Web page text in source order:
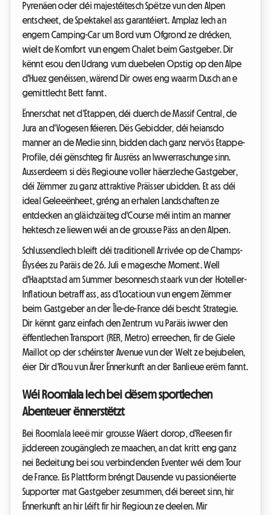
Pyrenäen oder déi majestéitesch Spëtze vun den Alpen
entscheet, de Spektakel ass garantéiert. Amplaz Iech an
engem Camping-Car um Bord vum Ofgrond ze drécken,
wielt de Komfort vun engem Chalet beim Gastgeber. Dir
kënnt esou den Udrang vum duebelen Opstig op den Alpe
d'Huez genéissen, wärend Dir owes eng waarm Dusch an e
gemittlecht Bett fannt.
Ënnerschat net d'Etappen, déi duerch de Massif Central, de
Jura an d'Vogesen féieren. Dës Gebidder, déi heiansdo
manner an de Medie sinn, bidden dach ganz nervös Etappe-
Profile, déi gënschteg fir Ausrëss an Iwwerraschunge sinn.
Ausserdeem si dës Regioune voller häerzleche Gastgeber,
déi Zëmmer zu ganz attraktive Präisser ubidden. Et ass déi
ideal Geleeënheet, gréng an erhalen Landschaften ze
entdecken an gläichzäiteg d'Course méi intim an manner
hektesch ze liewen wéi an de grousse Päss an den Alpen.
Schlussendlech bleift déi traditionell Arrivée op de Champs-
Élysées zu Paräis de 26. Juli e magesche Moment. Well
d'Haaptstad am Summer besonnesch staark vun der Hoteller-
Inflatioun betraff ass, ass d'Locatioun vun engem Zëmmer
beim Gastgeber an der Île-de-France déi bescht Strategie.
Dir kënnt ganz einfach den Zentrum vu Paräis iwwer den
ëffentlechen Transport (RER, Metro) erreechen, fir de Giele
Maillot op der schéinster Avenue vun der Welt ze bejubelen,
éier Dir d'Rou vun Ärer Ënnerkunft an der Banlieue erëm fannt.
Wéi Roomlala Iech bei dësem sportlechen
Abenteuer ënnerstëtzt
Bei Roomlala leeë mir grousse Wäert dorop, d'Reesen fir
jiddereen zougänglech ze maachen, an dat kritt eng ganz
nei Bedeitung bei sou verbindenden Eventer wéi dem Tour
de France. Eis Plattform bréngt Dausende vu passionéierte
Supporter mat Gastgeber zesummen, déi bereet sinn, hir
Ënnerkunft an hir Léift fir hir Regioun ze deelen. Mir